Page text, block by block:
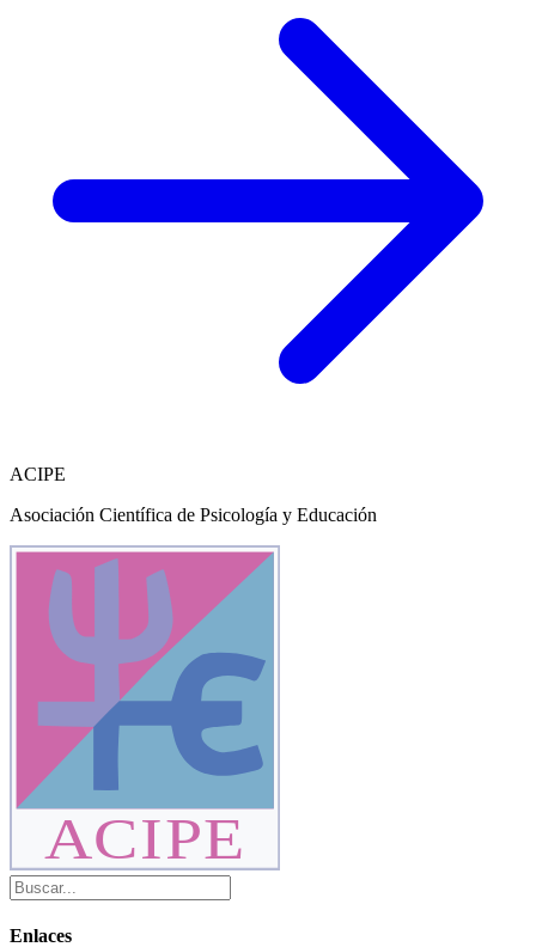
ACIPE
Asociación Científica de Psicología y Educación
ACIPE
Enlaces